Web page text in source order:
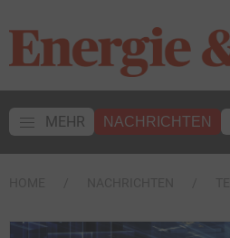
MEHR NACHRICHTEN